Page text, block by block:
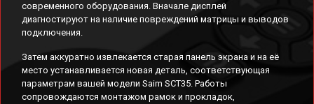
современного оборудования. Вначале дисплей
диагностируют на наличие повреждений матрицы и выводов
подключения.
Затем аккуратно извлекается старая панель экрана и на её
место устанавливается новая деталь, соответствующая
параметрам вашей модели Saim SCT35. Работы
сопровождаются монтажом рамок и прокладок,